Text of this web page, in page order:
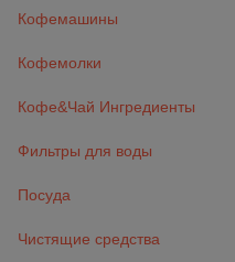
Кофемашины
Кофемолки
Кофе&Чай Ингредиенты
Фильтры для воды
Посуда
Чистящие средства